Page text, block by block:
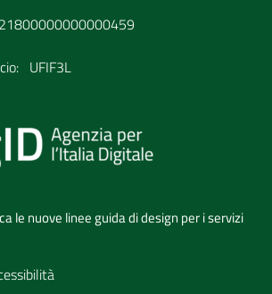
UFIF3L
le nuove linee guida di design per i servizi